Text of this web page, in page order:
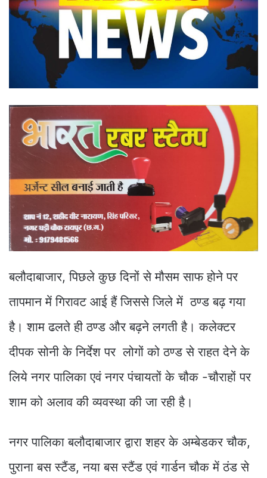
बलौदाबाजार, पिछले कुछ दिनों से मौसम साफ होने पर
तापमान में गिरावट आई हैं जिससे जिले में ठण्ड बढ़ गया
है। शाम ढलते ही ठण्ड और बढ़ने लगती है। कलेक्टर
दीपक सोनी के निर्देश पर लोगों को ठण्ड से राहत देने के
लिये नगर पालिका एवं नगर पंचायतों के चौक -चौराहों पर
शाम को अलाव की व्यवस्था की जा रही है।
नगर पालिका बलौदाबाजार द्वारा शहर के अम्बेडकर चौक,
पुराना बस स्टैंड, नया बस स्टैंड एवं गार्डन चौक में ठंड से